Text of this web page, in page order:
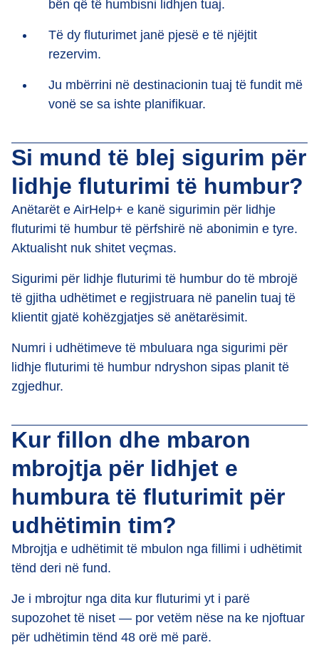
bën që të humbisni lidhjen tuaj.
Të dy fluturimet janë pjesë e të njëjtit
rezervim.
Ju mbërrini në destinacionin tuaj të fundit më
vonë se sa ishte planifikuar.
Si mund të blej sigurim për
lidhje fluturimi të humbur?
Anëtarët e AirHelp+ e kanë sigurimin për lidhje
fluturimi të humbur të përfshirë në abonimin e tyre.
Aktualisht nuk shitet veçmas.
Sigurimi për lidhje fluturimi të humbur do të mbrojë
të gjitha udhëtimet e regjistruara në panelin tuaj të
klientit gjatë kohëzgjatjes së anëtarësimit.
Numri i udhëtimeve të mbuluara nga sigurimi për
lidhje fluturimi të humbur ndryshon sipas planit të
zgjedhur.
Kur fillon dhe mbaron
mbrojtja për lidhjet e
humbura të fluturimit për
udhëtimin tim?
Mbrojtja e udhëtimit të mbulon nga fillimi i udhëtimit
tënd deri në fund.
Je i mbrojtur nga dita kur fluturimi yt i parë
supozohet të niset — por vetëm nëse na ke njoftuar
për udhëtimin tënd 48 orë më parë.